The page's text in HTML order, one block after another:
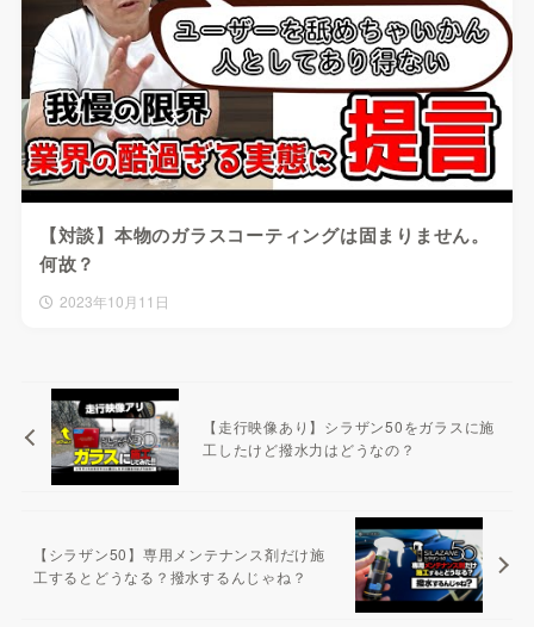
【対談】本物のガラスコーティングは固まりません。
何故？
2023年10月11日
【走行映像あり】シラザン50をガラスに施
工したけど撥水力はどうなの？
【シラザン50】専用メンテナンス剤だけ施
工するとどうなる？撥水するんじゃね？